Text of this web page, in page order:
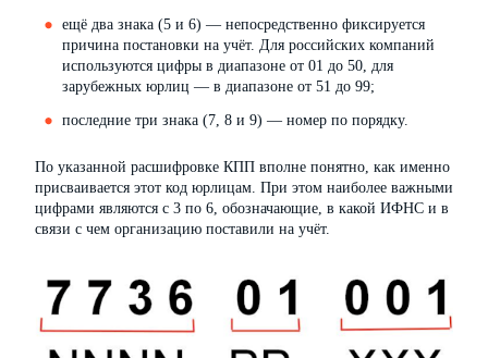
ещё два знака (5 и 6) — непосредственно фиксируется
причина постановки на учёт. Для российских компаний
используются цифры в диапазоне от 01 до 50, для
зарубежных юрлиц — в диапазоне от 51 до 99;
последние три знака (7, 8 и 9) — номер по порядку.
По указанной расшифровке КПП вполне понятно, как именно
присваивается этот код юрлицам. При этом наиболее важными
цифрами являются с 3 по 6, обозначающие, в какой ИФНС и в
связи с чем организацию поставили на учёт.